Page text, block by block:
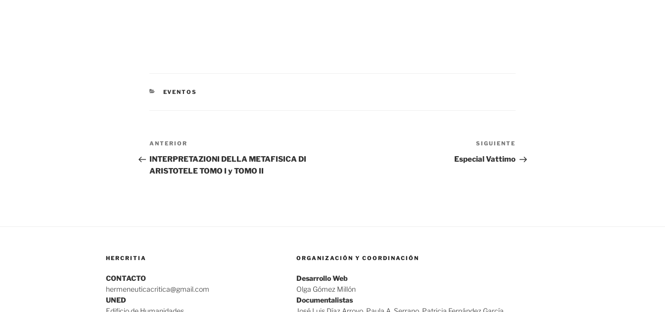
CATEGORÍAS
EVENTOS
Navegación
de
entradas
Entrada
anterior:
ANTERIOR
INTERPRETAZIONI DELLA METAFISICA DI
ARISTOTELE TOMO I y TOMO II
entrada
SIGUIENTE
Especial Vattimo
HERCRITIA
CONTACTO
hermeneuticacritica@gmail.com
UNED
ORGANIZACIÓN Y COORDINACIÓN
Desarrollo Web
Olga Gómez Millón
Documentalistas